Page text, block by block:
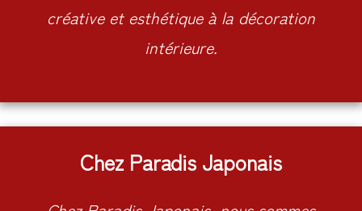
créative et esthétique à la décoration
intérieure.
Chez Paradis Japonais